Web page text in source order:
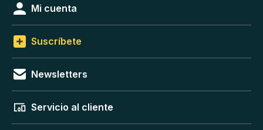
Mi cuenta
Suscríbete
Newsletters
Servicio al cliente